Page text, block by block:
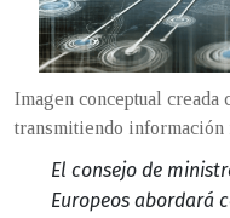
Imagen conceptual
transmitiendo información
El consejo de
Europeos abordará